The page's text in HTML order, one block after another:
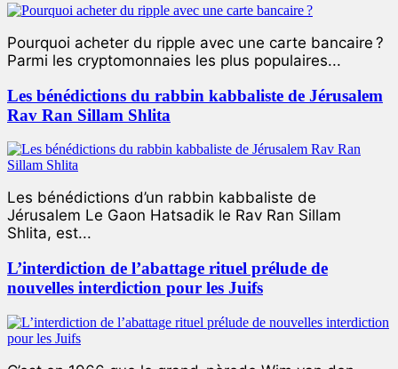
Pourquoi acheter du ripple avec une carte bancaire ?
Parmi les cryptomonnaies les plus populaires...
Les bénédictions du rabbin kabbaliste de Jérusalem
Rav Ran Sillam Shlita
Les bénédictions d’un rabbin kabbaliste de
Jérusalem Le Gaon Hatsadik le Rav Ran Sillam
Shlita, est...
L’interdiction de l’abattage rituel prélude de
nouvelles interdiction pour les Juifs